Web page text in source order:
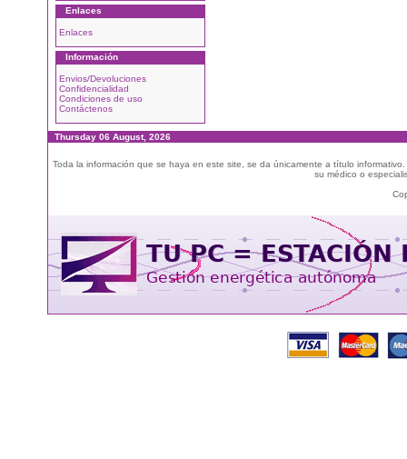
Enlaces
Enlaces
Información
Envios/Devoluciones
Confidencialidad
Condiciones de uso
Contáctenos
Thursday 06 August, 2026
Toda la información que se haya en este site, se da únicamente a título
su médico o